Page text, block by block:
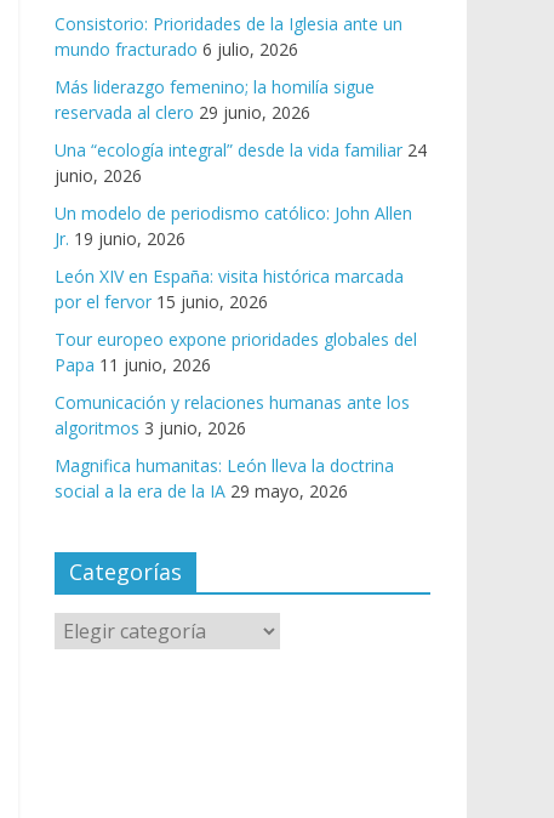
Consistorio: Prioridades de la Iglesia ante un
mundo fracturado 6 julio, 2026
Más liderazgo femenino; la homilía sigue
reservada al clero 29 junio, 2026
Una “ecología integral” desde la vida familiar 24
junio, 2026
Un modelo de periodismo católico: John Allen
Jr. 19 junio, 2026
León XIV en España: visita histórica marcada
por el fervor 15 junio, 2026
Tour europeo expone prioridades globales del
Papa 11 junio, 2026
Comunicación y relaciones humanas ante los
algoritmos 3 junio, 2026
Magnifica humanitas: León lleva la doctrina
social a la era de la IA 29 mayo, 2026
Categorías